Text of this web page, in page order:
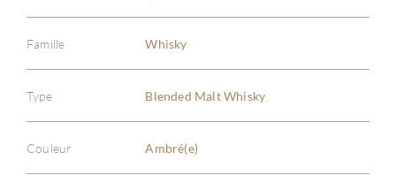
Famille Whisky
Type Blended Malt Whisky
Couleur Ambré(e)